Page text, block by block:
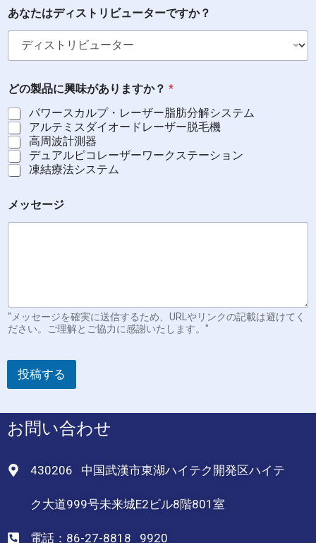
あなたはディストリビューターですか？
どの製品に興味がありますか？ *
パワースカルプ・レーザー脂肪分解システム
アルテミスダイオードレーザー脱毛機
高周波計測器
デュアルピコレーザーワークステーション
凍結療法システム
メッセージ
"メッセージを確実に送信するため、URLやリンクの記載は避けてく
ださい。ご理解とご協力に感謝いたします。"
投稿する
お問い合わせ
430206 中国武漢市東湖ハイテク開発区ハイテ
ク大道999号未来城E2ビル8階801室
電話：86-27-8818 9920